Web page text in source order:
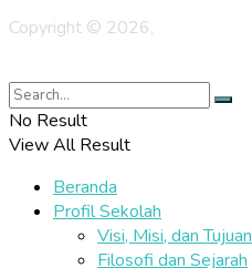
Copyright © 2026,
No Result
View All Result
Beranda
Profil Sekolah
Visi, Misi, dan Tujuan
Filosofi dan Sejarah